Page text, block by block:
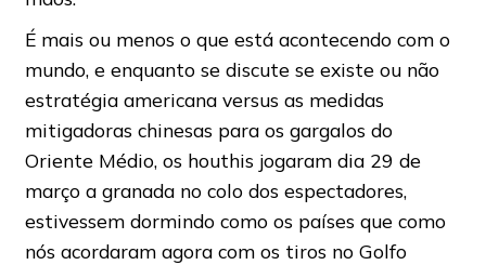
É mais ou menos o que está acontecendo com o
mundo, e enquanto se discute se existe ou não
estratégia americana versus as medidas
mitigadoras chinesas para os gargalos do
Oriente Médio, os houthis jogaram dia 29 de
março a granada no colo dos espectadores,
estivessem dormindo como os países que como
nós acordaram agora com os tiros no Golfo